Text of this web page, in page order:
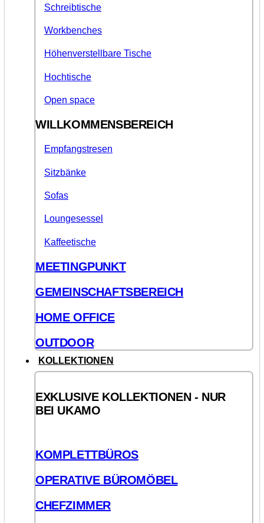
Schreibtische
Workbenches
Höhenverstellbare Tische
Hochtische
Open space
WILLKOMMENSBEREICH
Empfangstresen
Sitzbänke
Sofas
Loungesessel
Kaffeetische
MEETINGPUNKT
GEMEINSCHAFTSBEREICH
HOME OFFICE
OUTDOOR
KOLLEKTIONEN
EXKLUSIVE KOLLEKTIONEN - NUR
BEI UKAMO
KOMPLETTBÜROS
OPERATIVE BÜROMÖBEL
CHEFZIMMER